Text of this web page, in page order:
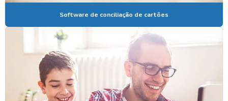
EMPRESA DE CONCILIAÇÃO DE VENDAS TICKET
EMPRESA DE CONCILIAÇÃO DE VOUCHERS
EMPRESA CONCILIADORA
EMPRESAS DE AUDITORIA IFOOD
EMPRESAS DE CONCILIAÇÃO DE CARTÕES
Software de conciliação de cartões